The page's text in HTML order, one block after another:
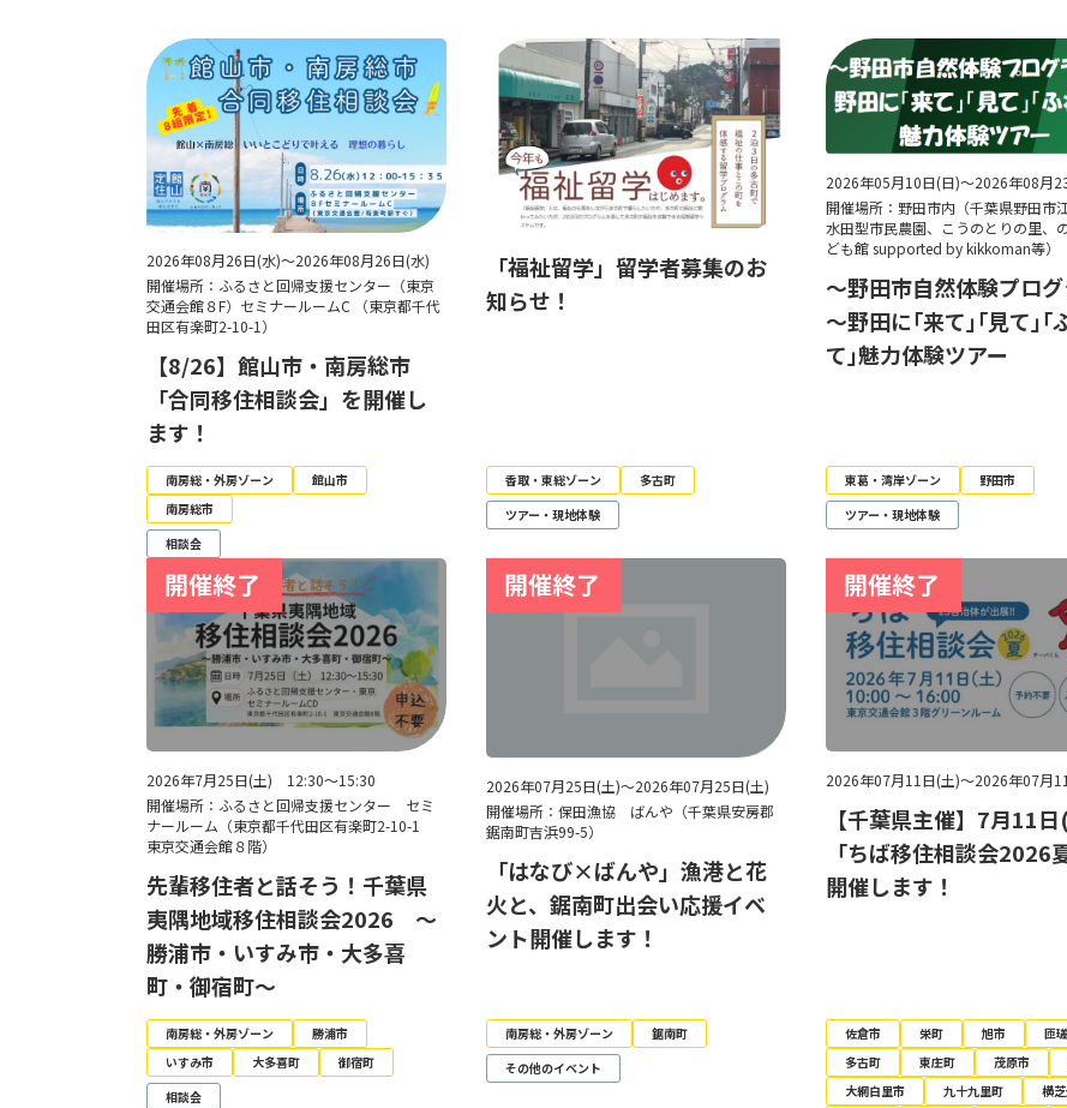
2026年08月26日(水)～2026年08月26日(水)
開催場所：ふるさと回帰支援センター（東京
交通会館８F）セミナールームC （東京都千代
田区有楽町2-10-1）
【8/26】館山市・南房総市
「合同移住相談会」を開催し
ます！
南房総・外房ゾーン
館山市
南房総市
相談会
「福祉留学」留学者募集のお
知らせ！
香取・東総ゾーン
多古町
ツアー・現地体験
2026年05月10日(日)～2026年08月
開催場所：野田市内（千葉県野田市
水田型市民農園、こうのとりの里、
ども館 supported by kikkoman等）
～野田市自然体験プロ
～野田に｢来て｣｢見て｣｢
て｣魅力体験ツアー
東葛・湾岸ゾーン
野田市
ツアー・現地体験
2026年7月25日(土) 12:30～15:30
開催場所：ふるさと回帰支援センター セミ
ナールーム（東京都千代田区有楽町2-10-1
東京交通会館８階）
先輩移住者と話そう！千葉県
夷隅地域移住相談会2026 ～
勝浦市・いすみ市・大多喜
町・御宿町～
南房総・外房ゾーン
勝浦市
いすみ市
大多喜町
御宿町
相談会
2026年07月25日(土)～2026年07月25日(土)
開催場所：保田漁協 ばんや（千葉県安房郡
鋸南町吉浜99-5）
「はなび×ばんや」漁港と花
火と、鋸南町出会い応援イベ
ント開催します！
南房総・外房ゾーン
鋸南町
その他のイベント
2026年07月11日(土)～2026年07月
【千葉県主催】7月11
「ちば移住相談会2026
開催します！
佐倉市 栄町 旭市
匝
多古町
東庄町 茂原市
大網白里市
九十九里町
横